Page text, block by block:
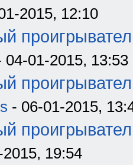
2015, 12:10
04-01-2015, 13:53
- 06-01-2015,
19:54